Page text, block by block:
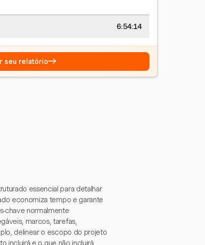
6:54:15
seu relatório→
essencial para detalhar
economiza tempo e garante
chave normalmente
marcos, tarefas,
delinear o escopo do projeto
incluirá e o que não incluirá.